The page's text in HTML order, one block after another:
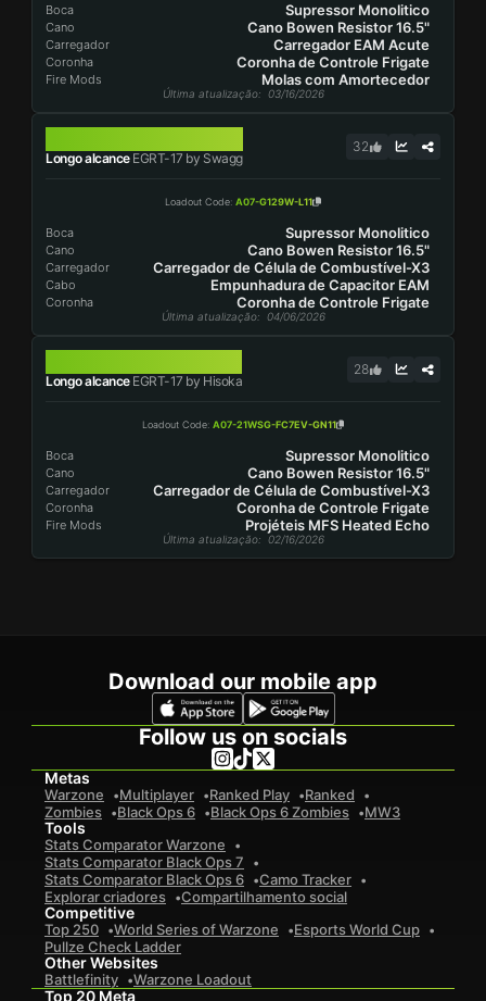
Boca Supressor Monolitico
Cano Cano Bowen Resistor 16.5"
Carregador Carregador EAM Acute
Coronha Coronha de Controle Frigate
Fire Mods Molas com Amortecedor
Última atualização: 03/16/2026
Longo alcanceEGRT-17 by Swagg
32
Loadout Code:A07-G129W-L11
Boca Supressor Monolitico
Cano Cano Bowen Resistor 16.5"
Carregador Carregador de Célula de Combustível-X3
Cabo Empunhadura de Capacitor EAM
Coronha Coronha de Controle Frigate
Última atualização: 04/06/2026
Longo alcanceEGRT-17 by Hisoka
28
Loadout Code: A07-21WSG-FC7EV-GN11
Boca Supressor Monolitico
Cano Cano Bowen Resistor 16.5"
Carregador Carregador de Célula de Combustível-X3
Coronha Coronha de Controle Frigate
Fire Mods Projéteis MFS Heated Echo
Última atualização: 02/16/2026
Download our mobile app
Follow us on socials
Metas
Warzone Multiplayer Ranked Play
Ranked
Zombies
Black Ops 6 Black Ops 6 Zombies MW3
Tools
Stats Comparator Warzone
Stats Comparator Black Ops 7
Stats Comparator Black Ops 6
Camo Tracker
Explorar criadores
Compartilhamento social
Competitive
Top 250 World Series of Warzone
Esports World Cup
Pullze Check Ladder
Other Websites
Battlefinity Warzone Loadout
Top 20 Meta